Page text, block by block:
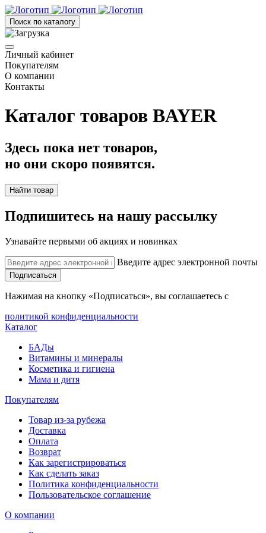
Поиск по каталогу
Личный кабинет
Покупателям
О компании
Контакты
Каталог товаров BAYER
Здесь пока нет товаров,
но они скоро появятся.
Найти товар
Подпишитесь на нашу рассылку
Узнавайте первыми об акциях и новинках
Введите адрес электронной почты
Подписаться
Нажимая на кнопку «Подписаться», вы соглашаетесь с
политикой конфиденциальности
Каталог
БАДы
Витамины и минералы
Косметика и гигиена
Мама и дитя
Покупателям
Товар из-за рубежа
Доставка
Оплата
Возврат
Как зарегистрироваться
Как сделать заказ
Политика конфиденциальности
Пользовательское соглашение
О компании